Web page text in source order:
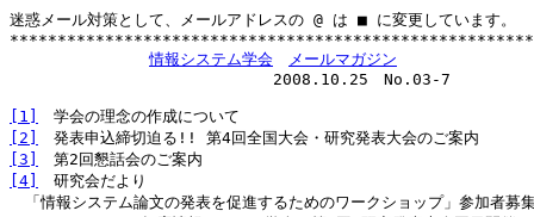
迷惑メール対策として、メールアドレスの @ は ■ に変更しています。
情報システム学会
メールマガジン
2008.10.25　No.03-7
[1]
[2]
[3]
[4]
研究会だより
「情報システム論文の発表を促進するためのワークショップ」参加者募